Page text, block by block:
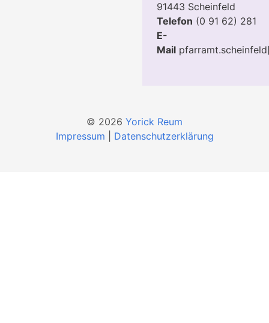
91443 Scheinfeld
Telefon (0 91 62) 281
E-
Mail
© 2026 Yorick Reum
Impressum
Datenschutzerklärung